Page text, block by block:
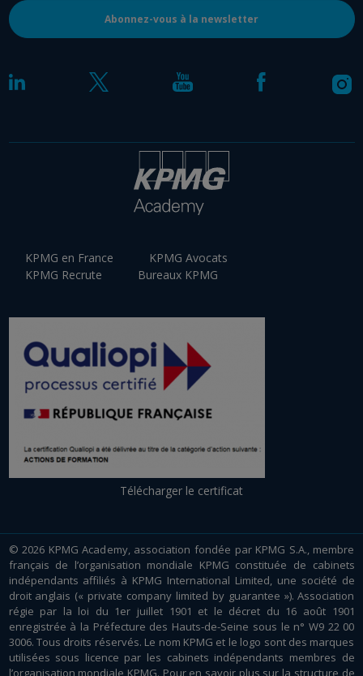
Abonnez-vous à la newsletter
KPMG en France
KPMG Avocats
KPMG Recrute
Bureaux KPMG
Télécharger le certificat
© 2026 KPMG Academy, association fondée par KPMG S.A., membre
français de l’organisation mondiale KPMG constituée de cabinets
indépendants affiliés à KPMG International Limited, une société de
droit anglais (« private company limited by guarantee »). Association
régie par la loi du 1er juillet 1901 et le décret du 16 août 1901
enregistrée à la Préfecture des Hauts-de-Seine sous le n° W9 22 00
3006. Tous droits réservés. Le nom KPMG et le logo sont des marques
utilisées sous licence par les cabinets indépendants membres de
l’organisation mondiale KPMG. Pour en savoir plus sur la structure de